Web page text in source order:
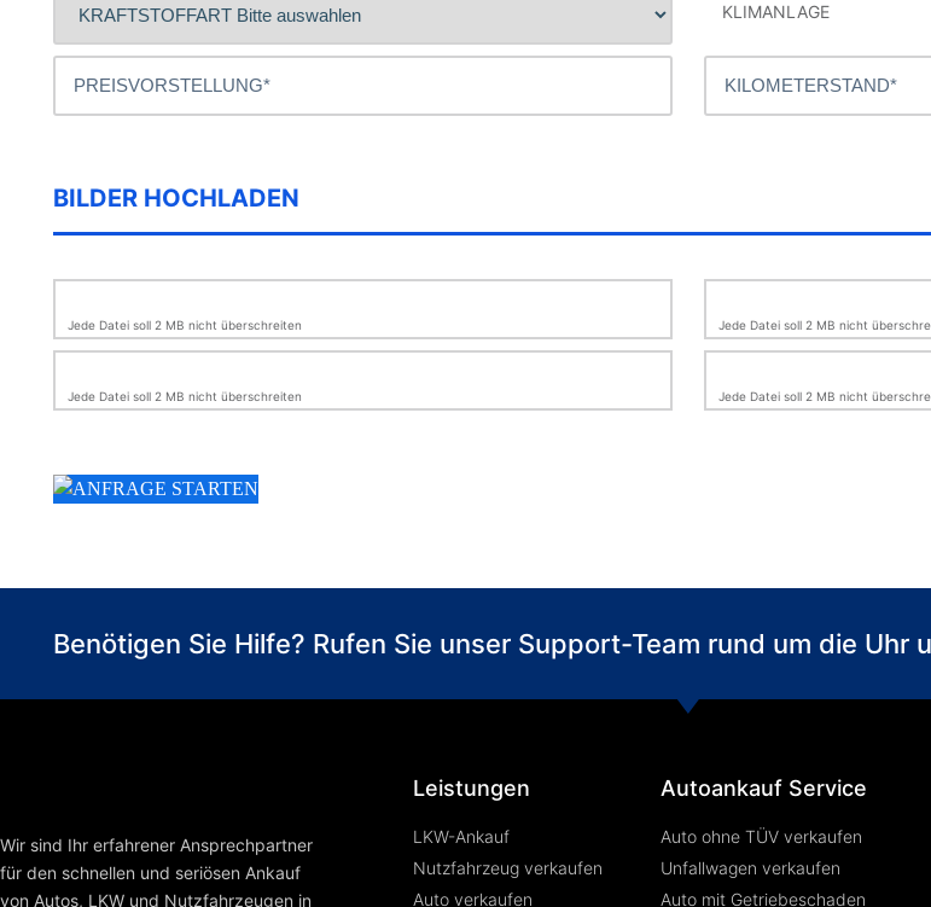
KLIMANLAGE
BILDER HOCHLADEN
Jede Datei soll 2 MB nicht überschreiten Jede Datei soll 2 MB nicht
Jede Datei soll 2 MB nicht überschreiten Jede Datei soll 2 MB nicht
Benötigen Sie Hilfe? Rufen Sie unser Support-Team rund um die
Wir sind Ihr erfahrener Ansprechpartner
für den schnellen und seriösen Ankauf
von Autos, LKW und Nutzfahrzeugen in
Leistungen
LKW-Ankauf
Nutzfahrzeug verkaufen
Auto verkaufen
Autoankauf Service
Auto ohne TÜV verkaufen
Unfallwagen verkaufen
Auto mit Getriebeschaden